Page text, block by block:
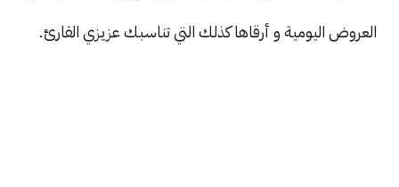
العروض اليومية و أرقاها كذلك التي تناسبك عزيزي القارئ.